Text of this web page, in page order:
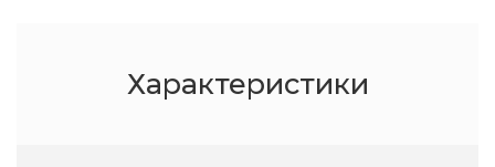
Характеристики